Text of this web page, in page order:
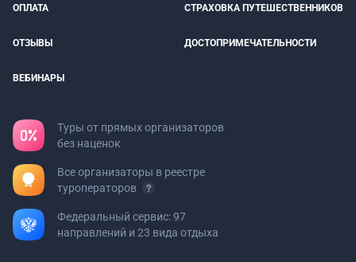
ОПЛАТА СТРАХОВКА ПУТЕШЕСТВЕННИКОВ
ОТЗЫВЫ ДОСТОПРИМЕЧАТЕЛЬНОСТИ
ВЕБИНАРЫ
Туры от прямых организаторов
без наценок
Все организаторы в реестре
туроператоров
Федеральный сервис: 97
направлений и 23 вида отдыха